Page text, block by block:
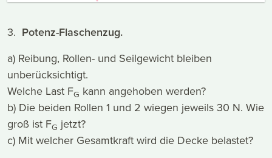
3. Potenz-Flaschenzug.
a) Reibung, Rollen- und Seilgewicht bleiben
unberücksichtigt.
Welche Last FG kann angehoben werden?
b) Die beiden Rollen 1 und 2 wiegen jeweils 30 N. Wie
groß ist FG jetzt?
c) Mit welcher Gesamtkraft wird die Decke belastet?